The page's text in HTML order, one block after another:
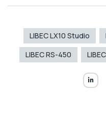
LIBEC LX10 Studio
LIBEC RS-450